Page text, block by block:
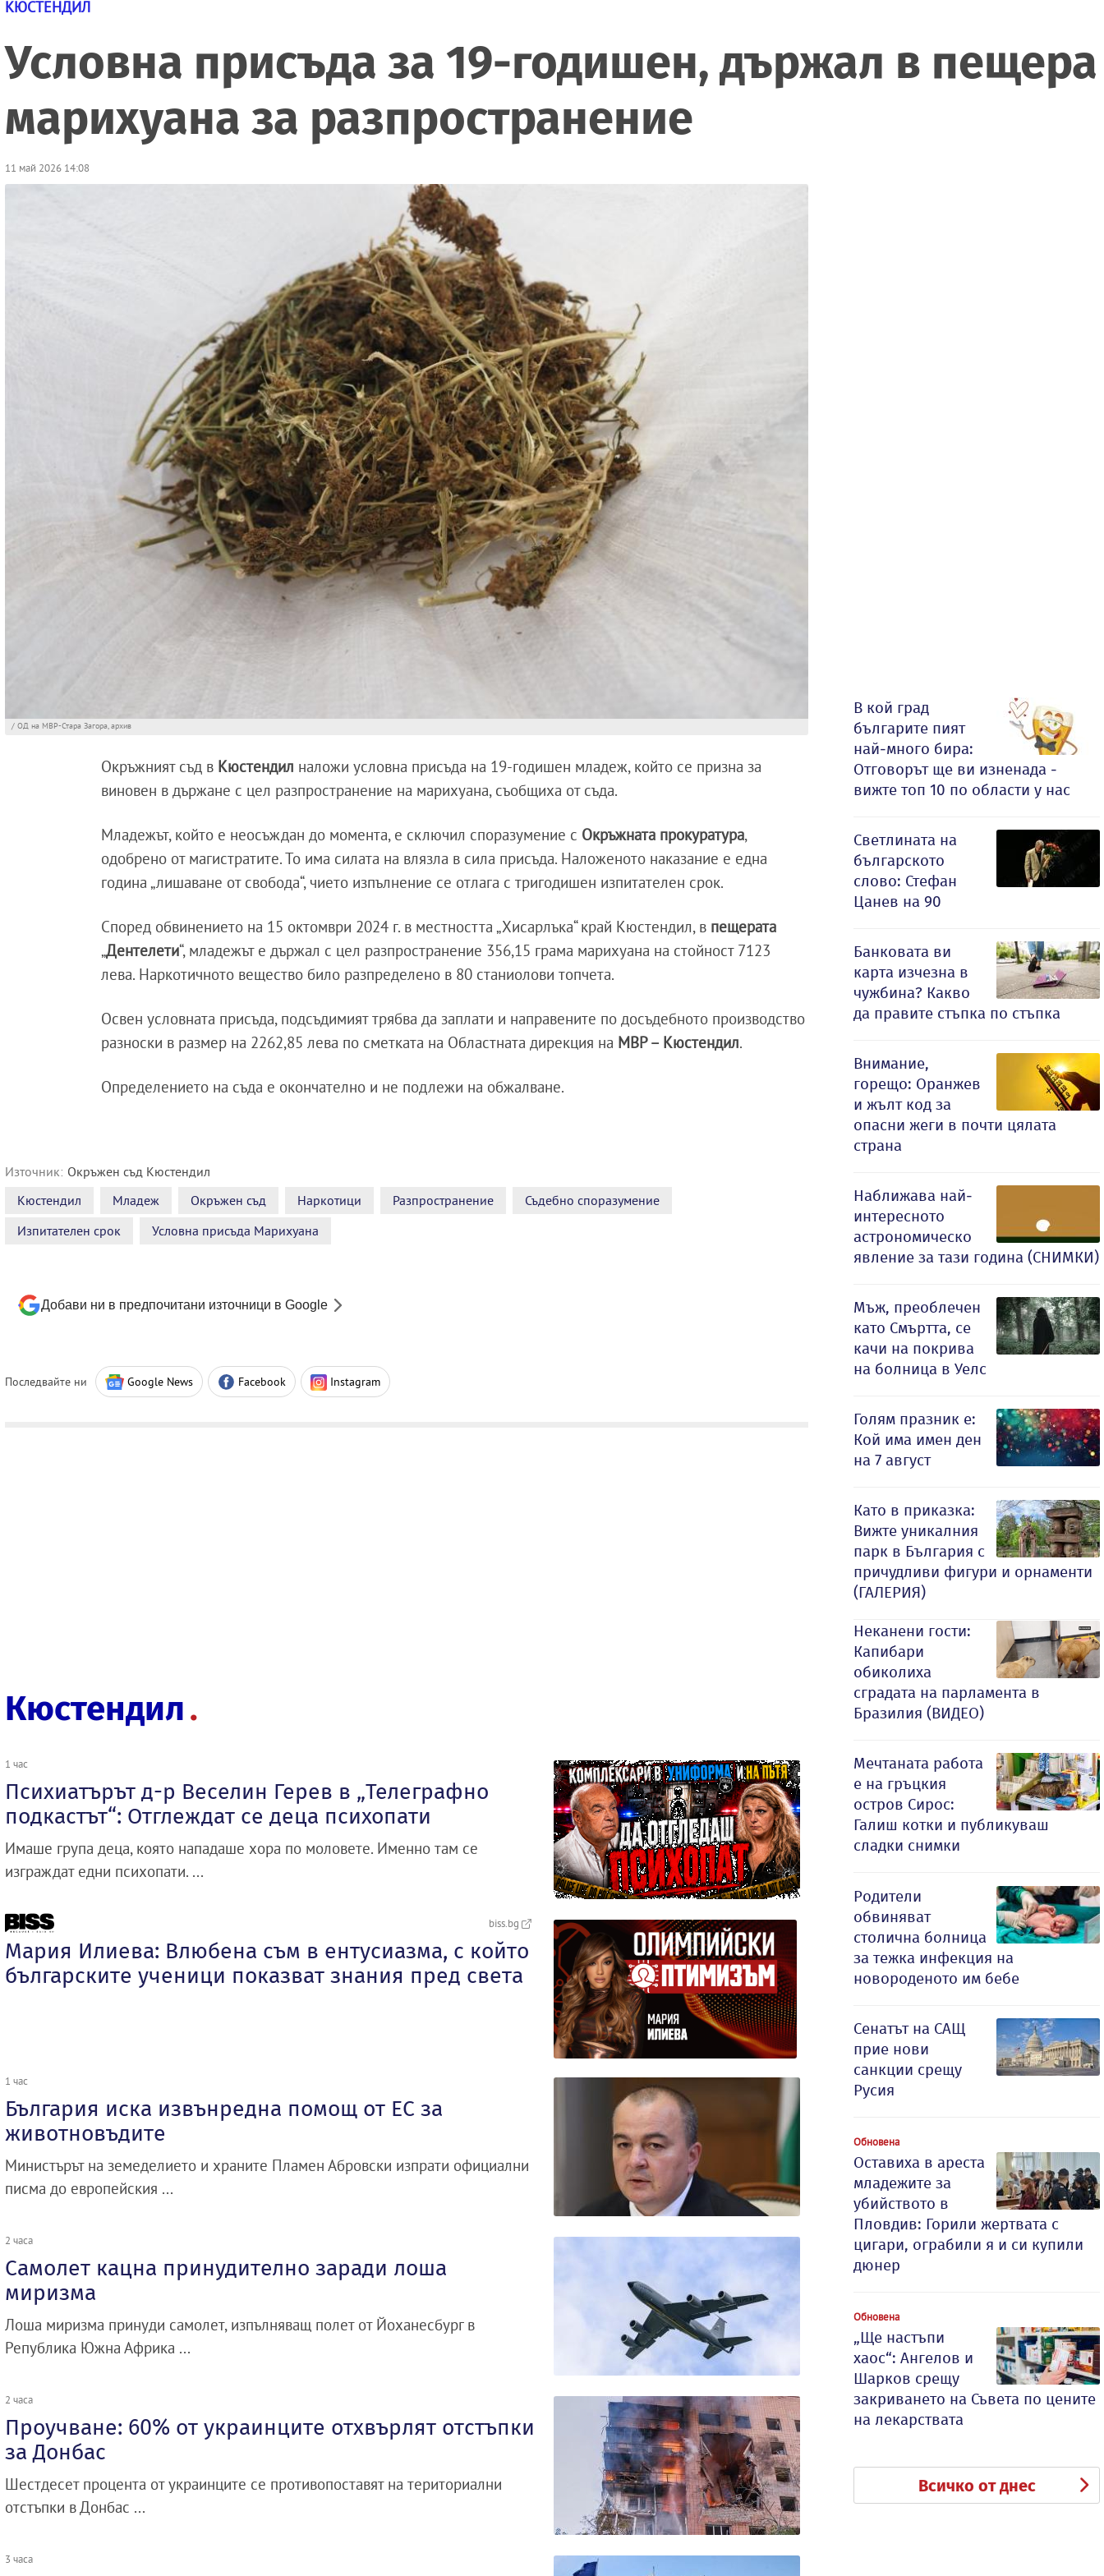
КЮСТЕНДИЛ
Условна присъда за 19-годишен, държал в пещера
марихуана за разпространение
11 май 2026 14:08
/ ОД на МВР-Стара Загора, архив
Окръжният съд в Кюстендил наложи условна присъда на 19-годишен младеж, който се призна за
виновен в държане с цел разпространение на марихуана, съобщиха от съда.
Младежът, който е неосъждан до момента, е сключил споразумение с Окръжната прокуратура,
одобрено от магистратите. То има силата на влязла в сила присъда. Наложеното наказание е една
година „лишаване от свобода“, чието изпълнение се отлага с тригодишен изпитателен срок.
Според обвинението на 15 октомври 2024 г. в местността „Хисарлъка“ край Кюстендил, в пещерата
„Дентелети“, младежът е държал с цел разпространение 356,15 грама марихуана на стойност 7123
лева. Наркотичното вещество било разпределено в 80 станиолови топчета.
Освен условната присъда, подсъдимият трябва да заплати и направените по досъдебното производство
разноски в размер на 2262,85 лева по сметката на Областната дирекция на МВР – Кюстендил.
Определението на съда е окончателно и не подлежи на обжалване.
Източник: Окръжен съд Кюстендил
Кюстендил
Младеж Окръжен съд Наркотици Разпространение
Съдебно споразумение
Изпитателен срок
Условна присъда Марихуана
Добави ни в предпочитани източници в Google
Последвайте ни Google News Facebook Instagram
Кюстендил
1 час
Психиатърът д-р Веселин Герев в „Телеграфно
подкастът“: Отглеждат се деца психопати
Имаше група деца, която нападаше хора по моловете. Именно там се
изграждат едни психопати. ...
biss.bg
Мария Илиева: Влюбена съм в ентусиазма, с който
българските ученици показват знания пред света
1 час
България иска извънредна помощ от ЕС за
животновъдите
Министърът на земеделието и храните Пламен Абровски изпрати официални
писма до европейския ...
2 часа
Самолет кацна принудително заради лоша
миризма
Лоша миризма принуди самолет, изпълняващ полет от Йоханесбург в
Република Южна Африка ...
2 часа
Проучване: 60% от украинците отхвърлят отстъпки
за Донбас
Шестдесет процента от украинците се противопоставят на териториални
отстъпки в Донбас ...
3 часа
В кой град
българите пият
най-много бира:
Отговорът ще ви изненада -
вижте топ 10 по области у нас
Светлината на
българското
слово: Стефан
Цанев на 90
Банковата ви
карта изчезна в
чужбина? Какво
да правите стъпка по стъпка
Внимание,
горещо: Оранжев
и жълт код за
опасни жеги в почти цялата
страна
Наближава най-
интересното
астрономическо
явление за тази година (СНИМКИ)
Мъж, преоблечен
като Смъртта, се
качи на покрива
на болница в Уелс
Голям празник е:
Кой има имен ден
на 7 август
Като в приказка:
Вижте уникалния
парк в България с
причудливи фигури и орнаменти
(ГАЛЕРИЯ)
Неканени гости:
Капибари
обиколиха
сградата на парламента в
Бразилия (ВИДЕО)
Мечтаната работа
е на гръцкия
остров Сирос:
Галиш котки и публикуваш
сладки снимки
Родители
обвиняват
столична болница
за тежка инфекция на
новороденото им бебе
Сенатът на САЩ
прие нови
санкции срещу
Русия
Обновена
Оставиха в ареста
младежите за
убийството в
Пловдив: Горили жертвата с
цигари, ограбили я и си купили
дюнер
Обновена
„Ще настъпи
хаос“: Ангелов и
Шарков срещу
закриването на Съвета по цените
на лекарствата
Всичко от днес